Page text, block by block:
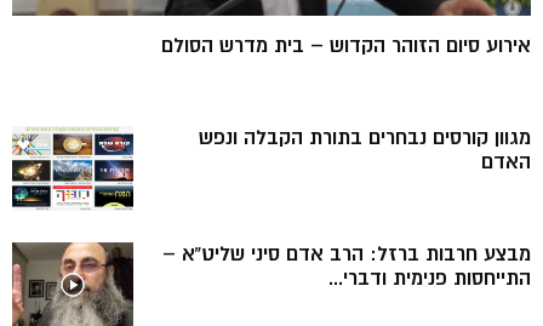
אירוע סיום הזוהר הקדוש – בית מדרש הסולם
מגוון קורסים נבחרים בתורת הקבלה ונפש
האדם
מבצע חרבות ברזל: הרב אדם סיני שליט”א –
התייחסות פנימית ודברי...